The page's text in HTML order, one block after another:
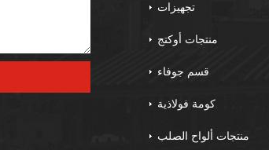
تجهيزات
منتجات أوكتج
قسم جوفاء
كومة فولاذية
منتجات ألواح الصلب